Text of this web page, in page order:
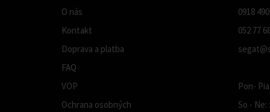
O nás
Kontakt
Doprava a platba
FAQ
VOP
Ochrana osobných
0918
052 77
Pon-
So -